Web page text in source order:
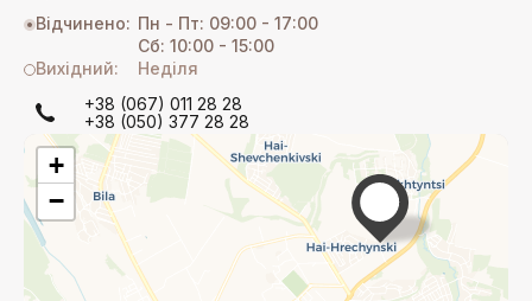
Відчинено: Пн - Пт: 09:00 - 17:00
Сб: 10:00 - 15:00
Вихідний:
Неділя
+38 (067) 011 28 28
+38 (050) 377 28 28
+
−